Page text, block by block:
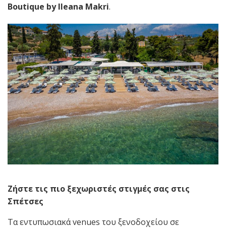
Boutique by Ileana Makri.
Ζήστε τις πιο ξεχωριστές στιγμές σας στις
Σπέτσες
Τα εντυπωσιακά venues του ξενοδοχείου σε